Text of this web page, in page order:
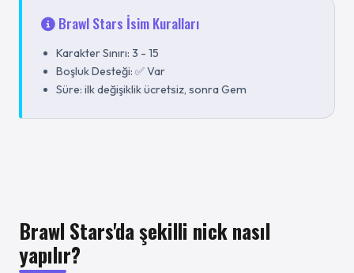
Brawl Stars İsim Kuralları
Karakter Sınırı:3 -15
Boşluk Desteği:✅ Var
Süre:ilk değişiklik ücretsiz, sonra Gem
Brawl Stars'da şekilli nick nasıl
yapılır?